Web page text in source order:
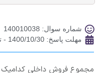
شماره سوال: 140010038
مهلت پاسخ: 1400/10/30 - تا ساعت 23:59
مجموع فروش داخلی کدامیک